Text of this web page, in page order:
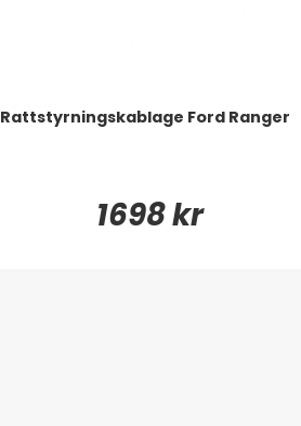
Rattstyrningskablage Ford Ranger
1698 kr